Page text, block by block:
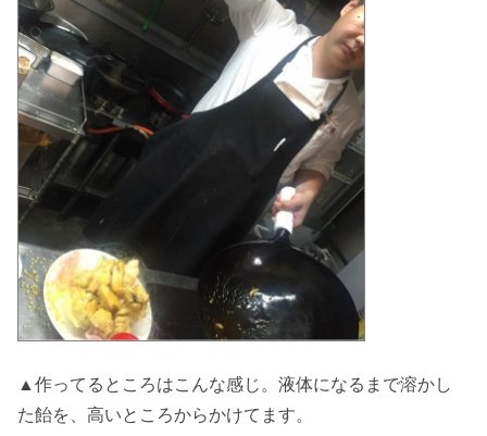
▲作ってるところはこんな感じ。液体になるまで溶かし
た飴を、高いところからかけてます。